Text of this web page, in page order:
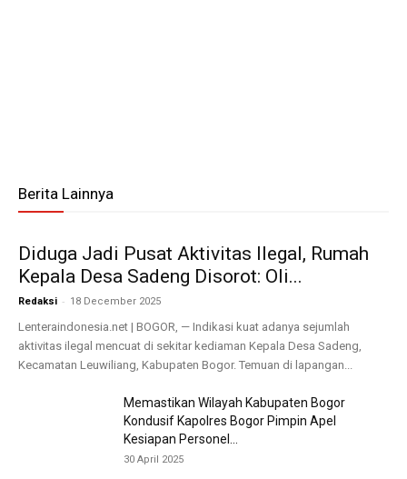
Berita Lainnya
Diduga Jadi Pusat Aktivitas Ilegal, Rumah
Kepala Desa Sadeng Disorot: Oli...
Redaksi - 18 December 2025
Lenteraindonesia.net | BOGOR, — Indikasi kuat adanya sejumlah
aktivitas ilegal mencuat di sekitar kediaman Kepala Desa Sadeng,
Kecamatan Leuwiliang, Kabupaten Bogor. Temuan di lapangan...
Memastikan Wilayah Kabupaten Bogor
Kondusif Kapolres Bogor Pimpin Apel
Kesiapan Personel...
30 April 2025